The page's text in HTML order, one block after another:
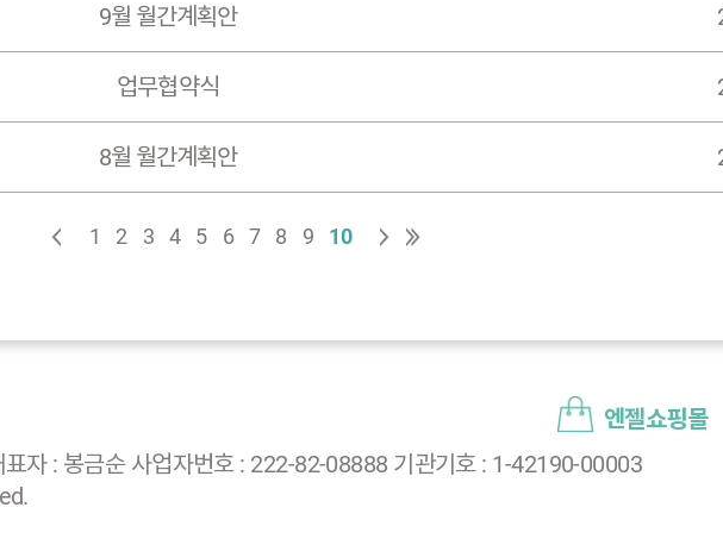
9월 월간계획안
업무협약식
8월 월간계획안
1 2 3 4 5 6 7 8 9 10
엔젤쇼핑몰
자 : 봉금순 사업자번호 : 222-82-08888 기관기호 : 1-42190-00003